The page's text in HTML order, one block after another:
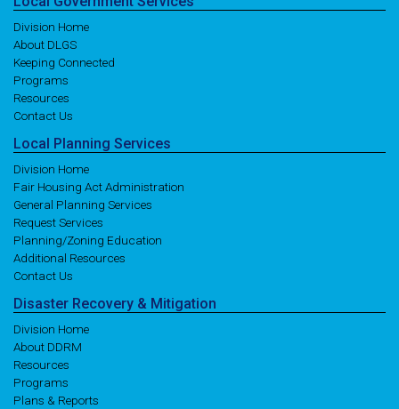
Division Home
About DLGS
Keeping Connected
Programs
Resources
Contact Us
Local Planning Services
Division Home
Fair Housing Act Administration
General Planning Services
Request Services
Planning/Zoning Education
Additional Resources
Contact Us
Disaster Recovery & Mitigation
Division Home
About DDRM
Resources
Programs
Plans & Reports